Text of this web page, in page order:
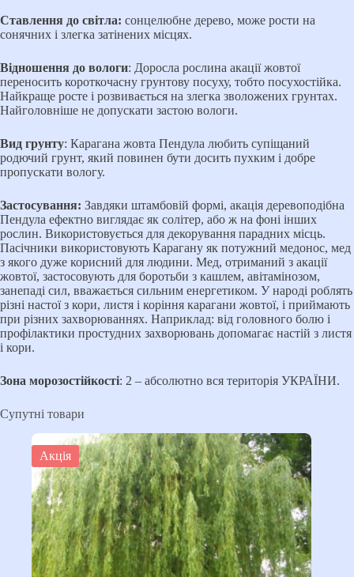
Ставлення до світла: сонцелюбне дерево, може рости на
сонячних і злегка затінених місцях.
Відношення до вологи: Доросла рослина акації жовтої
переносить короткочасну грунтову посуху, тобто посухостійка.
Найкраще росте і розвивається на злегка зволожених грунтах.
Найголовніше не допускати застою вологи.
Вид грунту: Карагана жовта Пендула любить супіщаний
родючий грунт, який повинен бути досить пухким і добре
пропускати вологу.
Застосування: Завдяки штамбовій формі, акація деревоподібна
Пендула ефектно виглядає як солітер, або ж на фоні інших
рослин. Використовується для декорування парадних місць.
Пасічники використовують Карагану як потужний медонос, мед
з якого дуже корисний для людини. Мед, отриманий з акації
жовтої, застосовують для боротьби з кашлем, авітамінозом,
занепаді сил, вважається сильним енергетиком. У народі роблять
різні настої з кори, листя і коріння карагани жовтої, і приймають
при різних захворюваннях. Наприклад: від головного болю і
профілактики простудних захворювань допомагає настій з листя
і кори.
Зона морозостійкості: 2 – абсолютно вся територія УКРАЇНИ.
Супутні товари
Акція